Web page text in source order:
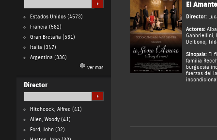
Estados Unidos(4573)
Francia (582)
Gran Bretaña (561)
Italia (347)
Argentina (336)
Ver más
Director
Hitchcock, Alfred (41)
Allen, Woody(41)
Ford, John(32)
El Amante
Director:
Actores:
Gabbriellini,
Delbono,
Sinopsis:El
familia
burguesía
fuerzas del